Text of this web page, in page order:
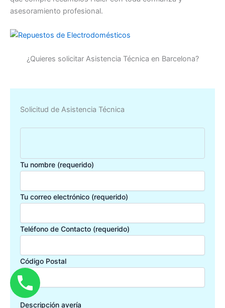
asesoramiento profesional.
¿Quieres solicitar Asistencia Técnica en Barcelona?
Solicitud de Asistencia Técnica
Tu nombre (requerido)
Tu correo electrónico (requerido)
Teléfono de Contacto (requerido)
Código Postal
Descripción avería